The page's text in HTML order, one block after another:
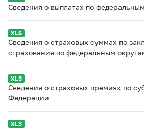
Сведения о выплатах по
Сведения о страховых суммах по
страхования по федеральным
Сведения о страховых премиях по
Федерации